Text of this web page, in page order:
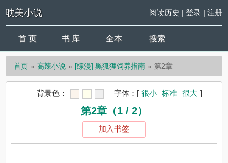
耽美小说 阅读历史 | 登录| 注册
首 页 书 库 全本 搜索
首页 高辣小说 [综漫] 黑狐狸饲养指南 第2章
背景色： 字体： [ 很小 标准 很大 ]
第2章（1 / 2）
加入书签